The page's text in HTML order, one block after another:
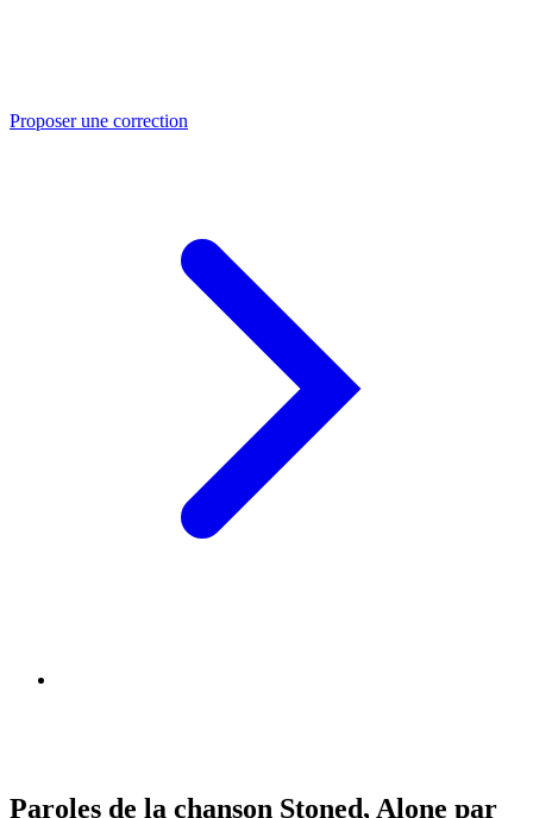
Proposer une correction
Paroles de la chanson Stoned, Alone par